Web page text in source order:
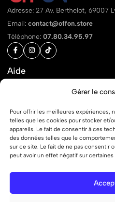
Gérer le
Pour offrir les meilleures expériences,
telles que les cookies pour stocker et/
appareils. Le fait de consentir à ces
des données telles que le
sur ce site. Le fait de ne pas consentir
peut avoir un effet négatif sur
Adresse: 27 Av. Berthelot, 69007
Email: contact@offon.store
Téléphone: 07.80.34.95.97
Aide
© 2026 OFF ON –